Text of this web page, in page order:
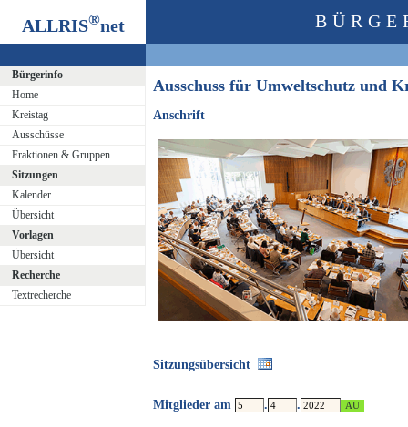
ALLRIS®net
Bürgerinfo
Home
Kreistag
Ausschüsse
Fraktionen & Gruppen
Sitzungen
Kalender
Übersicht
Vorlagen
Übersicht
Recherche
Textrecherche
Ausschuss für Umweltschutz und
Anschrift
Sitzungsübersicht
Mitglieder am . .